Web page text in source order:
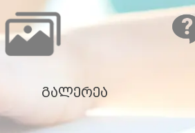
გალერეა